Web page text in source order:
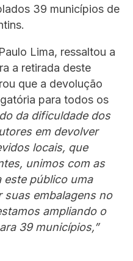
39 municípios de
Lima, ressaltou a
a retirada deste
que a devolução
para todos os
da dificuldade dos
em devolver
locais, que
unimos com as
este público uma
suas embalagens no
ampliando o
39 municípios,”